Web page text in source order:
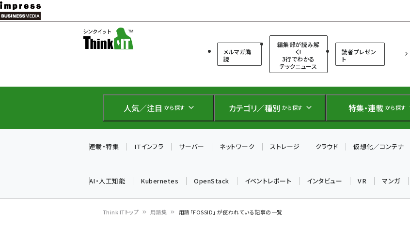
メ
イ
テ
に
メルマガ購
読
編集部が読み解
く!
3行でわかる
テックニュース
読者プレゼン
ト
人気／注目 から探す カテゴリ／種別 から探す 特集・連載 から探す
連載・特集 ITインフラ サーバー ネットワーク ストレージ クラウド 仮想化／コンテナ
AI・人工知能 Kubernetes OpenStack イベントレポート インタビュー VR マンガ
Think ITトップ 用語集 用語「FOSSID」 が使われている記事の一覧